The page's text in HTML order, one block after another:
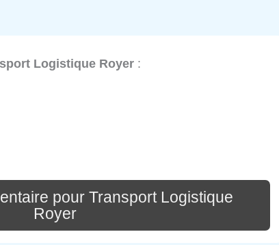
Logistique Royer :
pour Transport Logistique
Royer